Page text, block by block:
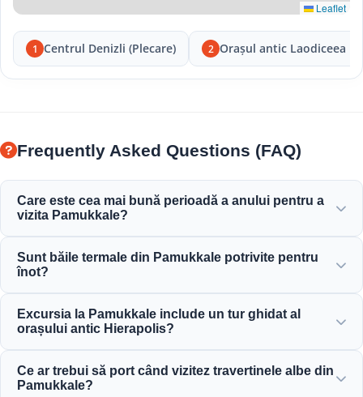
Leaflet
1 Centrul Denizli (Plecare) 2 Orașul antic Laodiceea
Frequently Asked Questions (FAQ)
Care este cea mai bună perioadă a anului pentru a
vizita Pamukkale?
primăvara (aprilie-iunie) și toamna (septembrie-noiembrie)
Sunt băile termale din Pamukkale potrivite pentru
înot?
Cleopatrei sunt bogate în minerale și menținute la o
temperatură caldă și relaxantă, perfectă pentru înot.
Excursia la Pamukkale include un tur ghidat al
orașului antic Hierapolis?
ghidat profesionist al Hierapolisului, care cuprinde teatrul
Ce ar trebui să port când vizitez travertinele albe din
Pamukkale?